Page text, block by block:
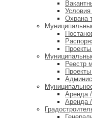
Условия
Охрана
Реестр
Аренда
Аренда